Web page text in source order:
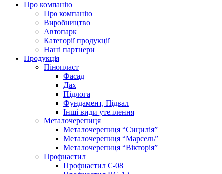
Про компанію
Про компанію
Виробництво
Автопарк
Категорії продукції
Наші партнери
Продукція
Пінопласт
Фасад
Дах
Підлога
Фундамент, Підвал
Інші види утеплення
Металочерепиця
Металочерепиця “Сицилія”
Металочерепиця “Марсель”
Металочерепиця “Вікторія”
Профнастил
Профнастил С-08